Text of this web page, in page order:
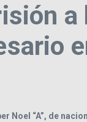
Noel “A”, de